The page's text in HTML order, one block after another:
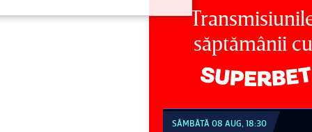
săptămânii cu
SÂMBĂTĂ 08 AUG, 21:30